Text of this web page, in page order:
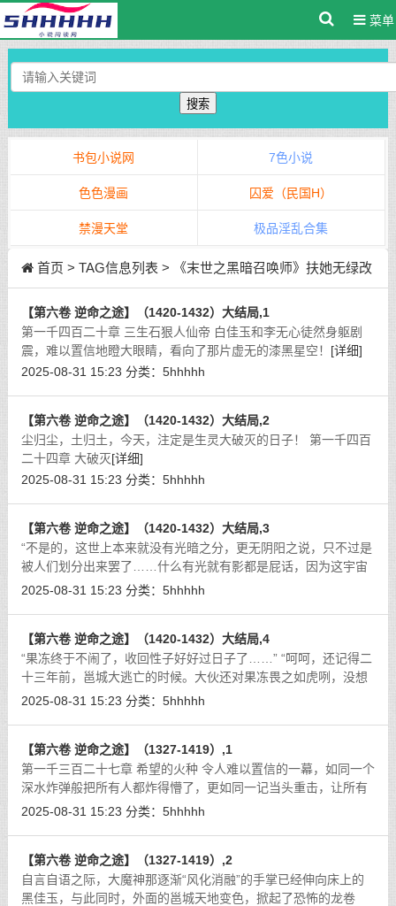
菜单
搜索
书包小说网 7色小说
色色漫画 囚爱（民国H）
禁漫天堂 极品淫乱合集
首页 > TAG信息列表 > 《末世之黑暗召唤师》扶她无绿改
【第六卷 逆命之途】（1420-1432）大结局,1
第一千四百二十章 三生石狠人仙帝 白佳玉和李无心徒然身躯剧
震，难以置信地瞪大眼睛，看向了那片虚无的漆黑星空！ [详细]
2025-08-31 15:23 分类： 5hhhhh
【第六卷 逆命之途】（1420-1432）大结局,2
尘归尘，土归土，今天，注定是生灵大破灭的日子！ 第一千四百
二十四章 大破灭[详细]
2025-08-31 15:23 分类： 5hhhhh
【第六卷 逆命之途】（1420-1432）大结局,3
“不是的，这世上本来就没有光暗之分，更无阴阳之说，只不过是
被人们划分出来罢了……什么有光就有影都是屁话，因为这宇宙
的一切，本来就是一个整体。”[详细]
2025-08-31 15:23 分类： 5hhhhh
【第六卷 逆命之途】（1420-1432）大结局,4
“果冻终于不闹了，收回性子好好过日子了……” “呵呵，还记得二
十三年前，邕城大逃亡的时候。大伙还对果冻畏之如虎咧，没想
到现在最幸福的反而是她…” [详细]
2025-08-31 15:23 分类： 5hhhhh
【第六卷 逆命之途】（1327-1419）,1
第一千三百二十七章 希望的火种 令人难以置信的一幕，如同一个
深水炸弹般把所有人都炸得懵了，更如同一记当头重击，让所有
人都昏天地暗！ [详细]
2025-08-31 15:23 分类： 5hhhhh
【第六卷 逆命之途】（1327-1419）,2
自言自语之际，大魔神那逐渐“风化消融”的手掌已经伸向床上的
黑佳玉，与此同时，外面的邕城天地变色，掀起了恐怖的龙卷